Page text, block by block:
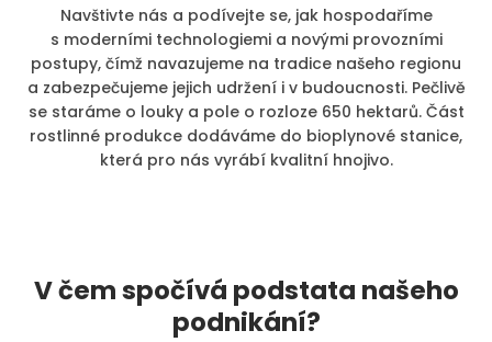
Navštivte nás a podívejte se, jak hospodaříme
s moderními technologiemi a novými provozními
postupy, čímž navazujeme na tradice našeho regionu
a zabezpečujeme jejich udržení i v budoucnosti. Pečlivě
se staráme o louky a pole o rozloze 650 hektarů. Část
rostlinné produkce dodáváme do bioplynové stanice,
která pro nás vyrábí kvalitní hnojivo.
V čem spočívá podstata našeho
podnikání?